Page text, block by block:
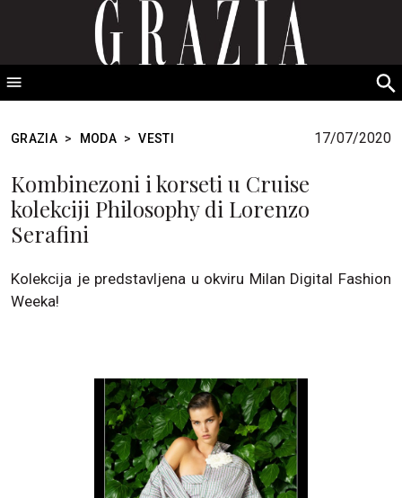
GRAZIA Srbija
GRAZIA > MODA > VESTI 17/07/2020
Kombinezoni i korseti u Cruise
kolekciji Philosophy di Lorenzo
Serafini
Kolekcija je predstavljena u okviru Milan Digital Fashion
Weeka!